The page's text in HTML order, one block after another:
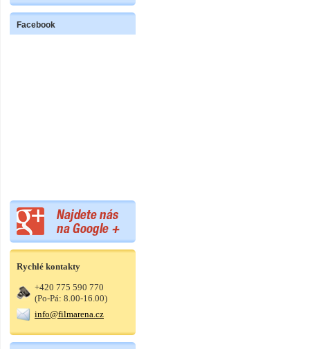
Facebook
Rychlé kontakty
+420 775 590 770
(Po-Pá: 8.00-16.00)
info@filmarena.cz